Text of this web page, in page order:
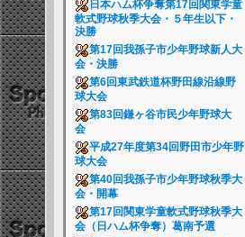
日本ハム杯争奪第17回関東学童
軟式野球秋季大会・５年生以下・
決勝
第17回我孫子市少年野球新人大
会・決勝
第6回東武鉄道杯野田線沿線野
球大会
第83回鎌ヶ谷市民少年野球大
会
平成27年度第34回野田市少年野
球大会
第40回我孫子市少年野球秋季大
会・開幕
第17回関東学童軟式野球秋季大
会（日ハム杯争奪）葛南予選